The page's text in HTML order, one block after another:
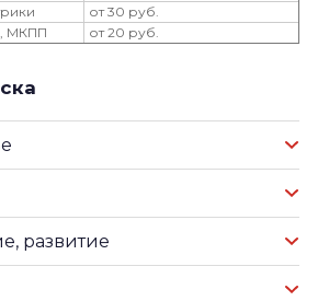
от 30 руб.
МКПП
от 20 руб.
развитие